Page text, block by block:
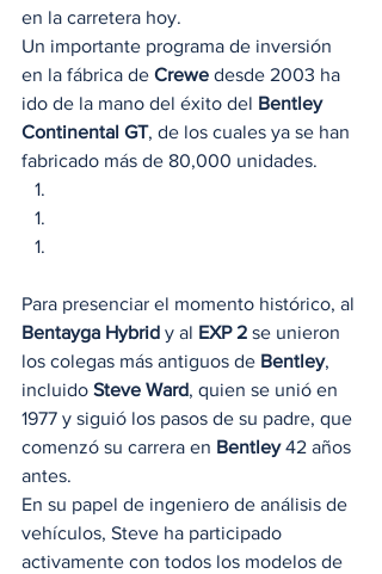
en la carretera hoy.
Un importante programa de inversión
en la fábrica de Crewe desde 2003 ha
ido de la mano del éxito del Bentley
Continental GT, de los cuales ya se han
fabricado más de 80,000 unidades.
Para presenciar el momento histórico, al
Bentayga Hybrid y al EXP 2 se unieron
los colegas más antiguos de Bentley,
incluido Steve Ward, quien se unió en
1977 y siguió los pasos de su padre, que
comenzó su carrera en Bentley 42 años
antes.
En su papel de ingeniero de análisis de
vehículos, Steve ha participado
activamente con todos los modelos de